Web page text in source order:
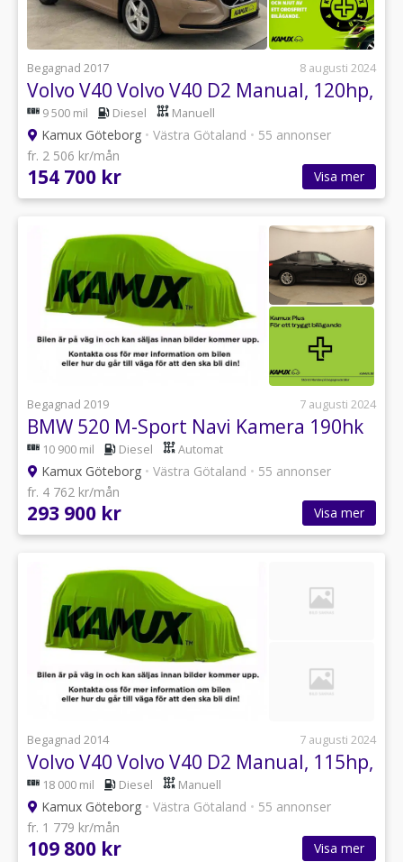
Begagnad 2017 8 augusti 2024
Volvo V40 Volvo V40 D2 Manual, 120hp,
9 500 mil Diesel Manuell
Kamux Göteborg • Västra Götaland • 55 annonser
fr. 2 506 kr/mån
154 700 kr Visa mer
Begagnad 2019 7 augusti 2024
BMW 520 M-Sport Navi Kamera 190hk
10 900 mil Diesel Automat
Kamux Göteborg • Västra Götaland • 55 annonser
fr. 4 762 kr/mån
293 900 kr Visa mer
Begagnad 2014 7 augusti 2024
Volvo V40 Volvo V40 D2 Manual, 115hp,
18 000 mil Diesel Manuell
Kamux Göteborg • Västra Götaland • 55 annonser
fr. 1 779 kr/mån
109 800 kr Visa mer